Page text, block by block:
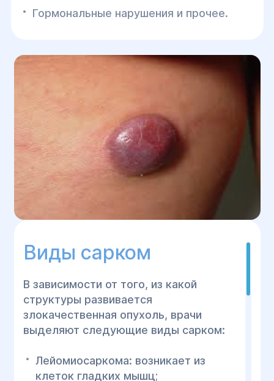
Гормональные нарушения и прочее.
Виды сарком
В зависимости от того, из какой
структуры развивается
злокачественная опухоль, врачи
выделяют следующие виды сарком:
Лейомиосаркома: возникает из
клеток гладких мышц;